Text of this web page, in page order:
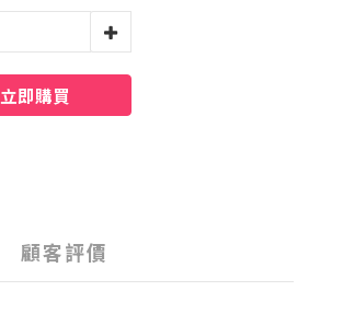
立即購買
顧客評價